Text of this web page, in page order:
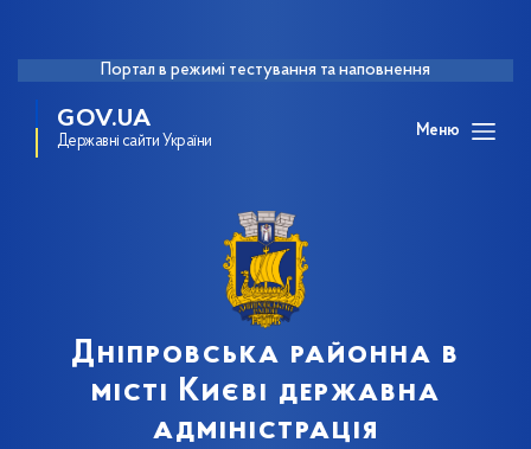
Портал в режимі тестування та наповнення
GOV.UA
Державні сайти України
Меню
Дніпровська районна в
місті Києві державна
адміністрація